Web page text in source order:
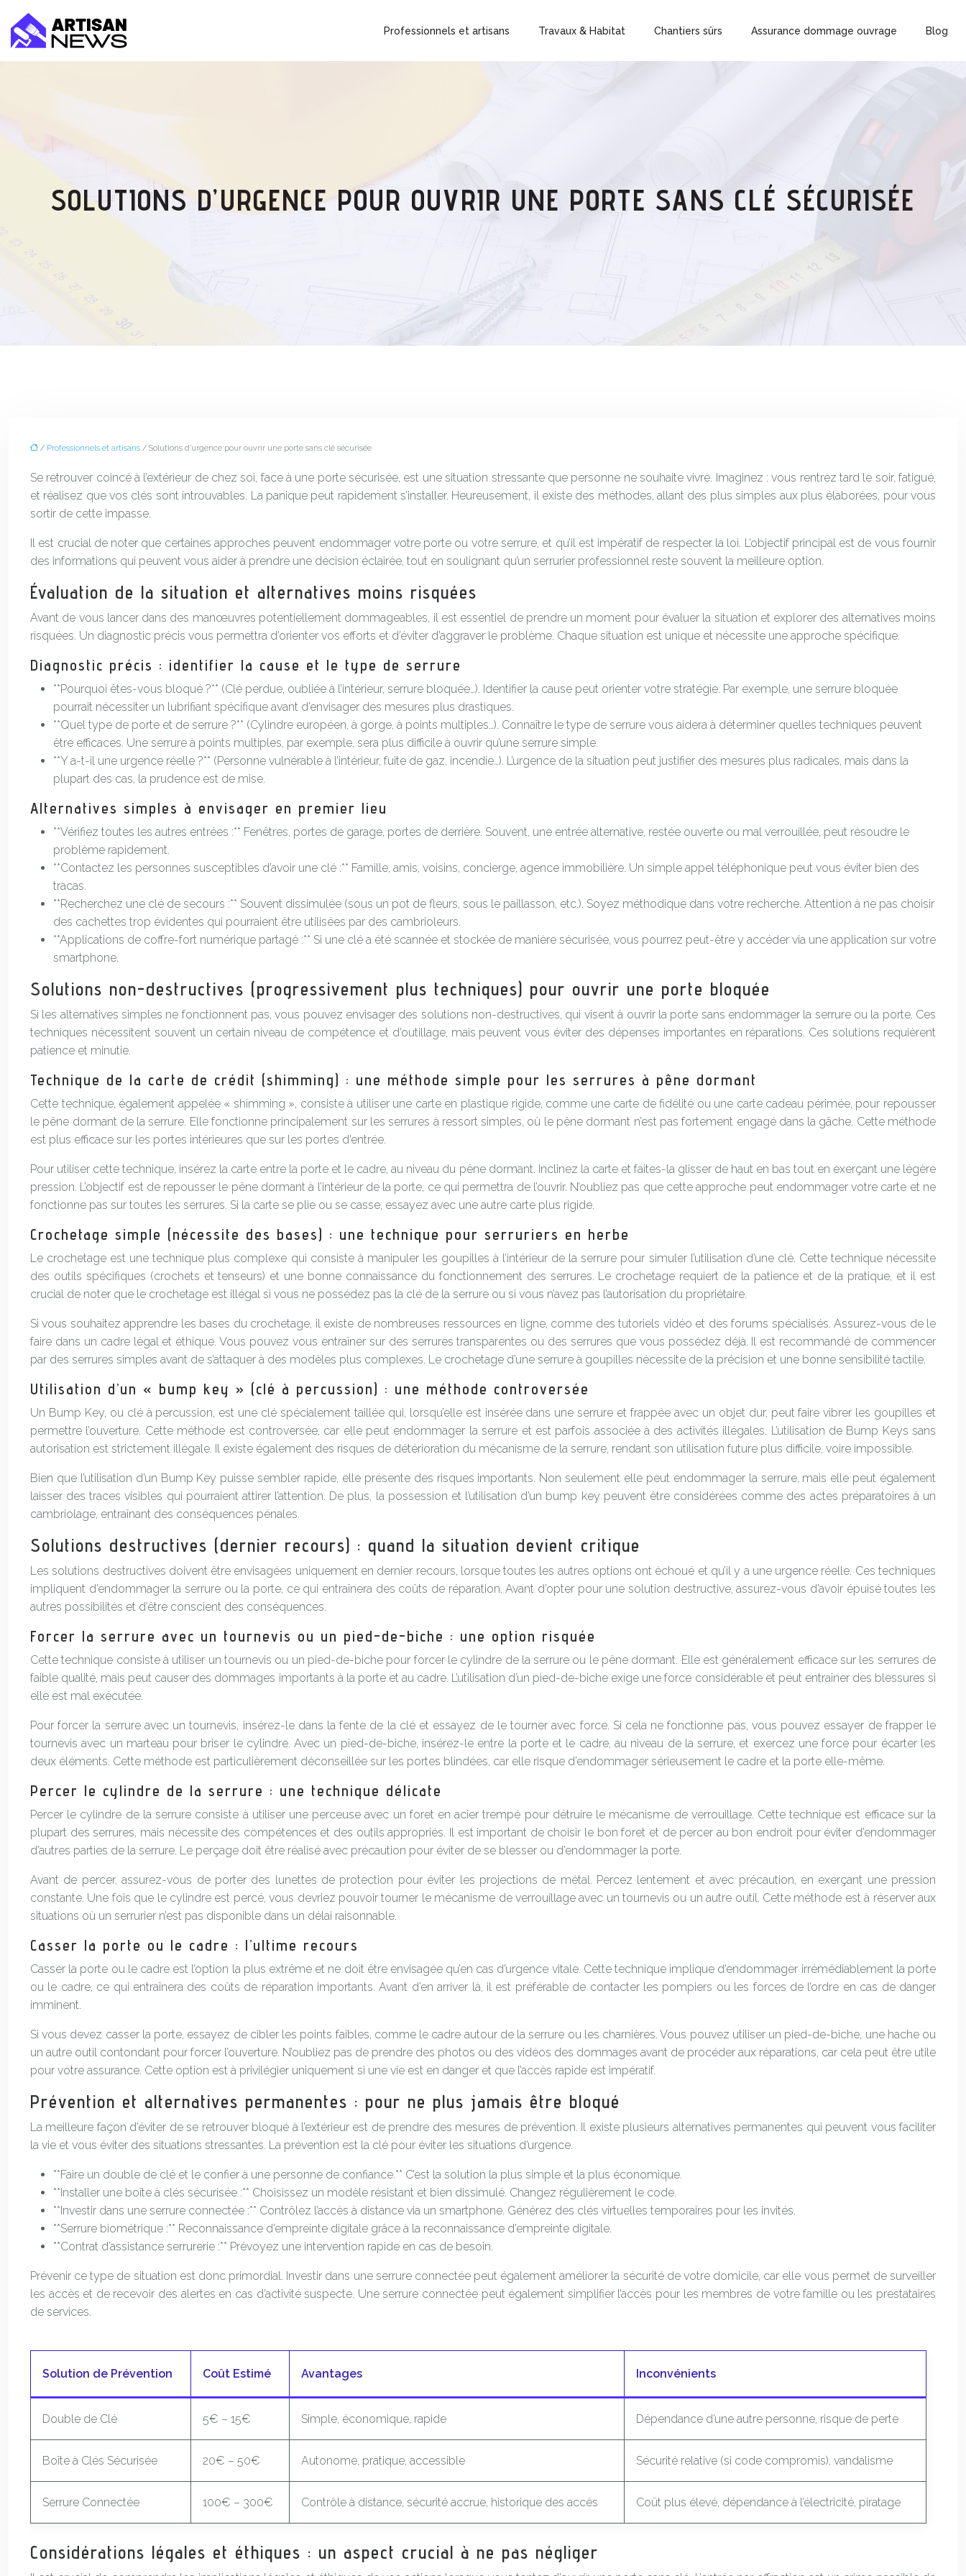
Professionnels et artisans Travaux & Habitat Chantiers sûrs Assurance dommage ouvrage Blog
SOLUTIONS D’URGENCE POUR OUVRIR UNE PORTE SANS CLÉ SÉCURISÉE
/ Professionnels et artisans / Solutions d’urgence pour ouvrir une porte sans clé sécurisée
Se retrouver coincé à l’extérieur de chez soi, face à une porte sécurisée, est une situation stressante que personne ne souhaite vivre. Imaginez : vous rentrez tard le soir, fatigué,
et réalisez que vos clés sont introuvables. La panique peut rapidement s’installer. Heureusement, il existe des méthodes, allant des plus simples aux plus élaborées, pour vous
sortir de cette impasse.
Il est crucial de noter que certaines approches peuvent endommager votre porte ou votre serrure, et qu’il est impératif de respecter la loi. L’objectif principal est de vous fournir
des informations qui peuvent vous aider à prendre une décision éclairée, tout en soulignant qu’un serrurier professionnel reste souvent la meilleure option.
Évaluation de la situation et alternatives moins risquées
Avant de vous lancer dans des manœuvres potentiellement dommageables, il est essentiel de prendre un moment pour évaluer la situation et explorer des alternatives moins
risquées. Un diagnostic précis vous permettra d’orienter vos efforts et d’éviter d’aggraver le problème. Chaque situation est unique et nécessite une approche spécifique.
Diagnostic précis : identifier la cause et le type de serrure
**Pourquoi êtes-vous bloqué ?** (Clé perdue, oubliée à l’intérieur, serrure bloquée…). Identifier la cause peut orienter votre stratégie. Par exemple, une serrure bloquée
pourrait nécessiter un lubrifiant spécifique avant d’envisager des mesures plus drastiques.
**Quel type de porte et de serrure ?** (Cylindre européen, à gorge, à points multiples…). Connaître le type de serrure vous aidera à déterminer quelles techniques peuvent
être efficaces. Une serrure à points multiples, par exemple, sera plus difficile à ouvrir qu’une serrure simple.
**Y a-t-il une urgence réelle ?** (Personne vulnérable à l’intérieur, fuite de gaz, incendie…). L’urgence de la situation peut justifier des mesures plus radicales, mais dans la
plupart des cas, la prudence est de mise.
Alternatives simples à envisager en premier lieu
**Vérifiez toutes les autres entrées :** Fenêtres, portes de garage, portes de derrière. Souvent, une entrée alternative, restée ouverte ou mal verrouillée, peut résoudre le
problème rapidement.
**Contactez les personnes susceptibles d’avoir une clé :** Famille, amis, voisins, concierge, agence immobilière. Un simple appel téléphonique peut vous éviter bien des
tracas.
**Recherchez une clé de secours :** Souvent dissimulée (sous un pot de fleurs, sous le paillasson, etc.). Soyez méthodique dans votre recherche. Attention à ne pas choisir
des cachettes trop évidentes qui pourraient être utilisées par des cambrioleurs.
**Applications de coffre-fort numérique partagé :** Si une clé a été scannée et stockée de manière sécurisée, vous pourrez peut-être y accéder via une application sur votre
smartphone.
Solutions non-destructives (progressivement plus techniques) pour ouvrir une porte bloquée
Si les alternatives simples ne fonctionnent pas, vous pouvez envisager des solutions non-destructives, qui visent à ouvrir la porte sans endommager la serrure ou la porte. Ces
techniques nécessitent souvent un certain niveau de compétence et d’outillage, mais peuvent vous éviter des dépenses importantes en réparations. Ces solutions requièrent
patience et minutie.
Technique de la carte de crédit (shimming) : une méthode simple pour les serrures à pêne dormant
Cette technique, également appelée « shimming », consiste à utiliser une carte en plastique rigide, comme une carte de fidélité ou une carte cadeau périmée, pour repousser
le pêne dormant de la serrure. Elle fonctionne principalement sur les serrures à ressort simples, où le pêne dormant n’est pas fortement engagé dans la gâche. Cette méthode
est plus efficace sur les portes intérieures que sur les portes d’entrée.
Pour utiliser cette technique, insérez la carte entre la porte et le cadre, au niveau du pêne dormant. Inclinez la carte et faites-la glisser de haut en bas tout en exerçant une légère
pression. L’objectif est de repousser le pêne dormant à l’intérieur de la porte, ce qui permettra de l’ouvrir. N’oubliez pas que cette approche peut endommager votre carte et ne
fonctionne pas sur toutes les serrures. Si la carte se plie ou se casse, essayez avec une autre carte plus rigide.
Crochetage simple (nécessite des bases) : une technique pour serruriers en herbe
Le crochetage est une technique plus complexe qui consiste à manipuler les goupilles à l’intérieur de la serrure pour simuler l’utilisation d’une clé. Cette technique nécessite
des outils spécifiques (crochets et tenseurs) et une bonne connaissance du fonctionnement des serrures. Le crochetage requiert de la patience et de la pratique, et il est
crucial de noter que le crochetage est illégal si vous ne possédez pas la clé de la serrure ou si vous n’avez pas l’autorisation du propriétaire.
Si vous souhaitez apprendre les bases du crochetage, il existe de nombreuses ressources en ligne, comme des tutoriels vidéo et des forums spécialisés. Assurez-vous de le
faire dans un cadre légal et éthique. Vous pouvez vous entraîner sur des serrures transparentes ou des serrures que vous possédez déjà. Il est recommandé de commencer
par des serrures simples avant de s’attaquer à des modèles plus complexes. Le crochetage d’une serrure à goupilles nécessite de la précision et une bonne sensibilité tactile.
Utilisation d’un « bump key » (clé à percussion) : une méthode controversée
Un Bump Key, ou clé à percussion, est une clé spécialement taillée qui, lorsqu’elle est insérée dans une serrure et frappée avec un objet dur, peut faire vibrer les goupilles et
permettre l’ouverture. Cette méthode est controversée, car elle peut endommager la serrure et est parfois associée à des activités illégales. L’utilisation de Bump Keys sans
autorisation est strictement illégale. Il existe également des risques de détérioration du mécanisme de la serrure, rendant son utilisation future plus difficile, voire impossible.
Bien que l’utilisation d’un Bump Key puisse sembler rapide, elle présente des risques importants. Non seulement elle peut endommager la serrure, mais elle peut également
laisser des traces visibles qui pourraient attirer l’attention. De plus, la possession et l’utilisation d’un bump key peuvent être considérées comme des actes préparatoires à un
cambriolage, entraînant des conséquences pénales.
Solutions destructives (dernier recours) : quand la situation devient critique
Les solutions destructives doivent être envisagées uniquement en dernier recours, lorsque toutes les autres options ont échoué et qu’il y a une urgence réelle. Ces techniques
impliquent d’endommager la serrure ou la porte, ce qui entraînera des coûts de réparation. Avant d’opter pour une solution destructive, assurez-vous d’avoir épuisé toutes les
autres possibilités et d’être conscient des conséquences.
Forcer la serrure avec un tournevis ou un pied-de-biche : une option risquée
Cette technique consiste à utiliser un tournevis ou un pied-de-biche pour forcer le cylindre de la serrure ou le pêne dormant. Elle est généralement efficace sur les serrures de
faible qualité, mais peut causer des dommages importants à la porte et au cadre. L’utilisation d’un pied-de-biche exige une force considérable et peut entraîner des blessures si
elle est mal exécutée.
Pour forcer la serrure avec un tournevis, insérez-le dans la fente de la clé et essayez de le tourner avec force. Si cela ne fonctionne pas, vous pouvez essayer de frapper le
tournevis avec un marteau pour briser le cylindre. Avec un pied-de-biche, insérez-le entre la porte et le cadre, au niveau de la serrure, et exercez une force pour écarter les
deux éléments. Cette méthode est particulièrement déconseillée sur les portes blindées, car elle risque d’endommager sérieusement le cadre et la porte elle-même.
Percer le cylindre de la serrure : une technique délicate
Percer le cylindre de la serrure consiste à utiliser une perceuse avec un foret en acier trempé pour détruire le mécanisme de verrouillage. Cette technique est efficace sur la
plupart des serrures, mais nécessite des compétences et des outils appropriés. Il est important de choisir le bon foret et de percer au bon endroit pour éviter d’endommager
d’autres parties de la serrure. Le perçage doit être réalisé avec précaution pour éviter de se blesser ou d’endommager la porte.
Avant de percer, assurez-vous de porter des lunettes de protection pour éviter les projections de métal. Percez lentement et avec précaution, en exerçant une pression
constante. Une fois que le cylindre est percé, vous devriez pouvoir tourner le mécanisme de verrouillage avec un tournevis ou un autre outil. Cette méthode est à réserver aux
situations où un serrurier n’est pas disponible dans un délai raisonnable.
Casser la porte ou le cadre : l’ultime recours
Casser la porte ou le cadre est l’option la plus extrême et ne doit être envisagée qu’en cas d’urgence vitale. Cette technique implique d’endommager irrémédiablement la porte
ou le cadre, ce qui entraînera des coûts de réparation importants. Avant d’en arriver là, il est préférable de contacter les pompiers ou les forces de l’ordre en cas de danger
imminent.
Si vous devez casser la porte, essayez de cibler les points faibles, comme le cadre autour de la serrure ou les charnières. Vous pouvez utiliser un pied-de-biche, une hache ou
un autre outil contondant pour forcer l’ouverture. N’oubliez pas de prendre des photos ou des vidéos des dommages avant de procéder aux réparations, car cela peut être utile
pour votre assurance. Cette option est à privilégier uniquement si une vie est en danger et que l’accès rapide est impératif.
Prévention et alternatives permanentes : pour ne plus jamais être bloqué
La meilleure façon d’éviter de se retrouver bloqué à l’extérieur est de prendre des mesures de prévention. Il existe plusieurs alternatives permanentes qui peuvent vous faciliter
la vie et vous éviter des situations stressantes. La prévention est la clé pour éviter les situations d’urgence.
**Faire un double de clé et le confier à une personne de confiance.** C’est la solution la plus simple et la plus économique.
**Installer une boîte à clés sécurisée :** Choisissez un modèle résistant et bien dissimulé. Changez régulièrement le code.
**Investir dans une serrure connectée :** Contrôlez l’accès à distance via un smartphone. Générez des clés virtuelles temporaires pour les invités.
**Serrure biométrique :** Reconnaissance d’empreinte digitale grâce à la reconnaissance d’empreinte digitale.
**Contrat d’assistance serrurerie :** Prévoyez une intervention rapide en cas de besoin.
Prévenir ce type de situation est donc primordial. Investir dans une serrure connectée peut également améliorer la sécurité de votre domicile, car elle vous permet de surveiller
les accès et de recevoir des alertes en cas d’activité suspecte. Une serrure connectée peut également simplifier l’accès pour les membres de votre famille ou les prestataires
de services.
Solution de Prévention Coût Estimé Avantages Inconvénients
Double de Clé 5€ – 15€ Simple, économique, rapide Dépendance d’une autre personne, risque de perte
Boîte à Clés Sécurisée 20€ – 50€ Autonome, pratique, accessible Sécurité relative (si code compromis), vandalisme
Serrure Connectée 100€ – 300€ Contrôle à distance, sécurité accrue, historique des accès Coût plus élevé, dépendance à l’électricité, piratage
Considérations légales et éthiques : un aspect crucial à ne pas négliger